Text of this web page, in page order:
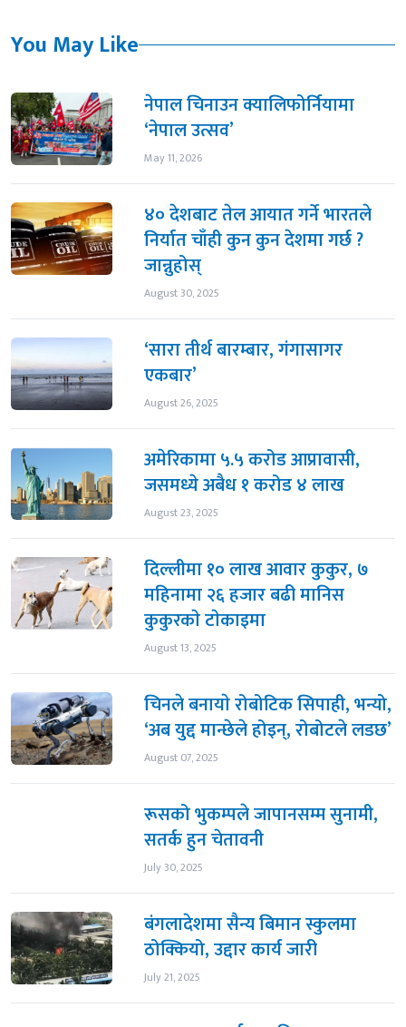
You May Like
नेपाल चिनाउन क्यालिफोर्नियामा
‘नेपाल उत्सव’
May 11, 2026
४० देशबाट तेल आयात गर्ने भारतले
निर्यात चाँही कुन कुन देशमा गर्छ ?
जान्नुहोस्
August 30, 2025
‘सारा तीर्थ बारम्बार, गंगासागर
एकबार’
August 26, 2025
अमेरिकामा ५.५ करोड आप्रावासी,
जसमध्ये अबैध १ करोड ४ लाख
August 23, 2025
दिल्लीमा १० लाख आवार कुकुर, ७
महिनामा २६ हजार बढी मानिस
कुकुरकाे टाेकाइमा
August 13, 2025
चिनले बनायाे रोबोटिक सिपाही, भन्यो,
‘अब युद्द मान्छेले होइन्, रोबोटले लडछ’
August 07, 2025
रूसको भुकम्पले जापानसम्म सुनामी,
सतर्क हुन चेतावनी
July 30, 2025
बंगलादेशमा सैन्य बिमान स्कुलमा
ठोक्कियो, उद्दार कार्य जारी
July 21, 2025